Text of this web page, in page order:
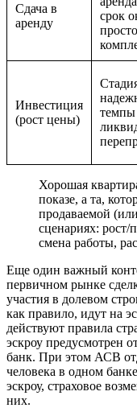
Сдача в
аренду
срок
Инвестиция
(рост цены)
темпы
Хорошая
показе, а та,
продаваемой
сценариях: рост/
смена работы,
Еще один важный
первичном рынке
участия в долевом
как правило, идут на
действуют правила
эскроу предусмотрен
банк. При этом АСВ
человека в одном
эскроу, страховое
них.